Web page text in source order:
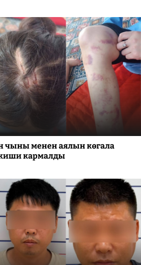
чыны менен аялын көгала
кармалды